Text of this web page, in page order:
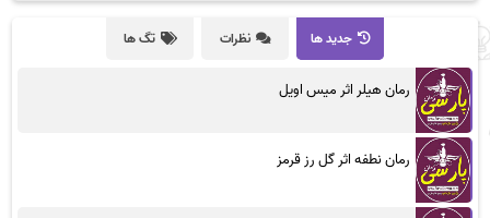
جدید ها نظرات تگ ها
رمان هیلر اثر میس اویل
رمان نطفه اثر گل رز قرمز